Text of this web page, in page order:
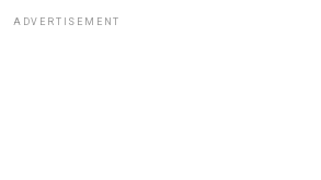
ADVERTISEMENT